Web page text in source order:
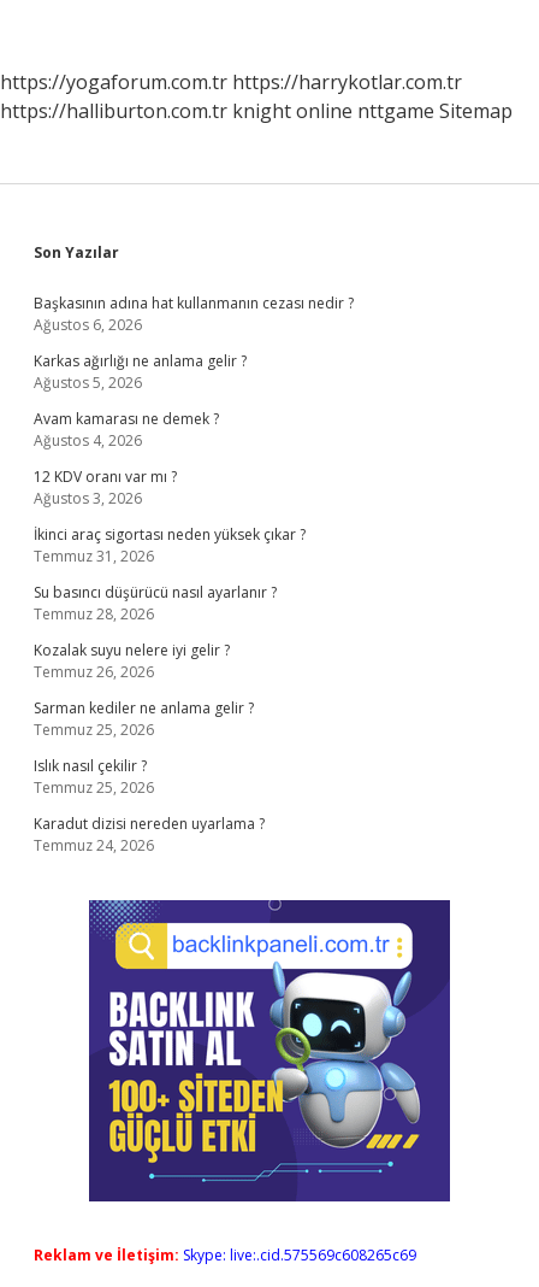
https://yogaforum.com.tr https://harrykotlar.com.tr
https://halliburton.com.tr knight online nttgame Sitemap
Sidebar
Son Yazılar
Başkasının adına hat kullanmanın cezası nedir ?
Ağustos 6, 2026
Karkas ağırlığı ne anlama gelir ?
Ağustos 5, 2026
Avam kamarası ne demek ?
Ağustos 4, 2026
12 KDV oranı var mı ?
Ağustos 3, 2026
İkinci araç sigortası neden yüksek çıkar ?
Temmuz 31, 2026
Su basıncı düşürücü nasıl ayarlanır ?
Temmuz 28, 2026
Kozalak suyu nelere iyi gelir ?
Temmuz 26, 2026
Sarman kediler ne anlama gelir ?
Temmuz 25, 2026
Islık nasıl çekilir ?
Temmuz 25, 2026
Karadut dizisi nereden uyarlama ?
Temmuz 24, 2026
Reklam ve İletişim: Skype: live:.cid.575569c608265c69